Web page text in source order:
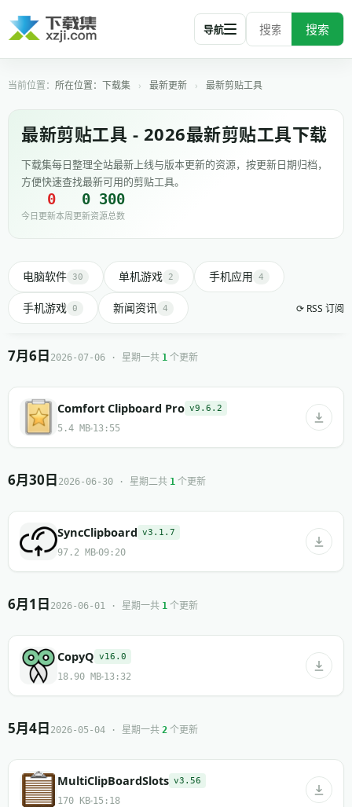
搜索
导航
所在位置： 下载集 › 最新更新 › 最新剪贴工具
最新剪贴工具 - 2026最新剪贴工具下载
下载集每日整理全站最新上线与版本更新的资源，按更新日期归档，
方便快速查找最新可用的剪贴工具。
0
今日更新
0
本周更新
300
资源总数
电脑软件 30 单机游戏 2 手机应用 4
手机游戏 0 新闻资讯 4 ⟳ RSS 订阅
7月6日 2026-07-06 · 星期一共 1 个更新
Comfort Clipboard Pro v9.6.2
5.4 MB 13:55
6月30日 2026-06-30 · 星期二共 1 个更新
SyncClipboard v3.1.7
97.2 MB 09:20
6月1日 2026-06-01 · 星期一共 1 个更新
CopyQ v16.0
18.90 MB 13:32
5月4日 2026-05-04 · 星期一共 2 个更新
MultiClipBoardSlots v3.56
170 KB 15:18